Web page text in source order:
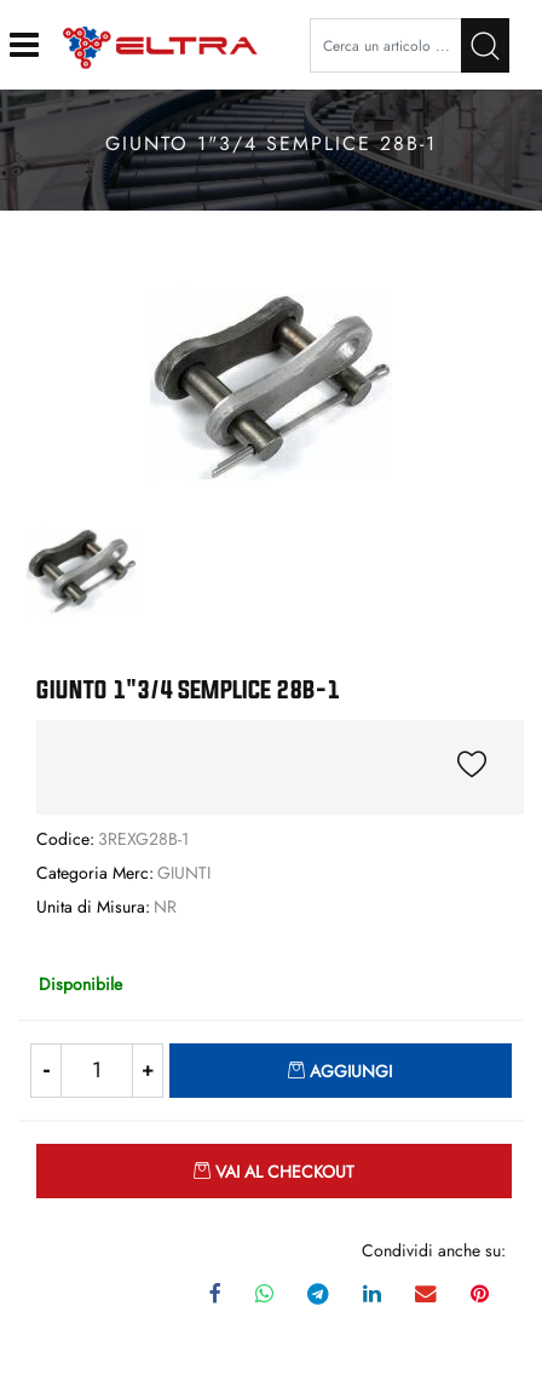
Open
GIUNTO 1"3/4 SEMPLICE 28B-1
GIUNTO 1"3/4 SEMPLICE 28B-1
Codice: 3REXG28B-1
Categoria Merc: GIUNTI
Unita di Misura: NR
Disponibile
AGGIUNGI
VAI AL CHECKOUT
Condividi anche su: